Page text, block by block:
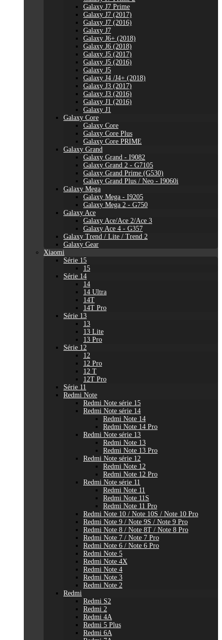
Galaxy J7 Prime
Galaxy J7 (2017)
Galaxy J7 (2016)
Galaxy J7
Galaxy J6+ (2018)
Galaxy J6 (2018)
Galaxy J5 (2017)
Galaxy J5 (2016)
Galaxy J5
Galaxy J4 /J4+ (2018)
Galaxy J3 (2017)
Galaxy J3 (2016)
Galaxy J1 (2016)
Galaxy J1
Galaxy Core
Galaxy Core
Galaxy Core Plus
Galaxy Core PRIME
Galaxy Grand
Galaxy Grand - I9082
Galaxy Grand 2 - G7105
Galaxy Grand Prime (G530)
Galaxy Grand Plus / Neo - I9060i
Galaxy Mega
Galaxy Mega - I9205
Galaxy Mega 2 - G750
Galaxy Ace
Galaxy Ace/Ace 2/Ace 3
Galaxy Ace 4 - G357
Galaxy Trend / Lite / Trend 2
Galaxy Gear
Xiaomi
Série 15
15
Série 14
14
14 Ultra
14T
14T Pro
Série 13
13
13 Lite
13 Pro
Série 12
12
12 Pro
12 T
12T Pro
Série 11
Redmi Note
Redmi Note série 15
Redmi Note série 14
Redmi Note 14
Redmi Note 14 Pro
Redmi Note série 13
Redmi Note 13
Redmi Note 13 Pro
Redmi Note série 12
Redmi Note 12
Redmi Note 12 Pro
Redmi Note série 11
Redmi Note 11
Redmi Note 11S
Redmi Note 11 Pro
Redmi Note 10 / Note 10S / Note 10 Pro
Redmi Note 9 / Note 9S / Note 9 Pro
Redmi Note 8 / Note 8T / Note 8 Pro
Redmi Note 7 / Note 7 Pro
Redmi Note 6 / Note 6 Pro
Redmi Note 5
Redmi Note 4X
Redmi Note 4
Redmi Note 3
Redmi Note 2
Redmi
Redmi S2
Redmi 2
Redmi 4A
Redmi 5 Plus
Redmi 6A